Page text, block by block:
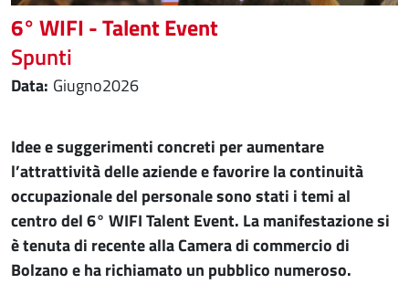
6° WIFI - Talent Event
Spunti
giugno2026
Idee e suggerimenti concreti per aumentare
l’attrattività delle aziende e favorire la continuità
occupazionale del personale sono stati i temi al
centro del 6° WIFI Talent Event. La manifestazione si
è tenuta di recente alla Camera di commercio di
Bolzano e ha richiamato un pubblico numeroso.